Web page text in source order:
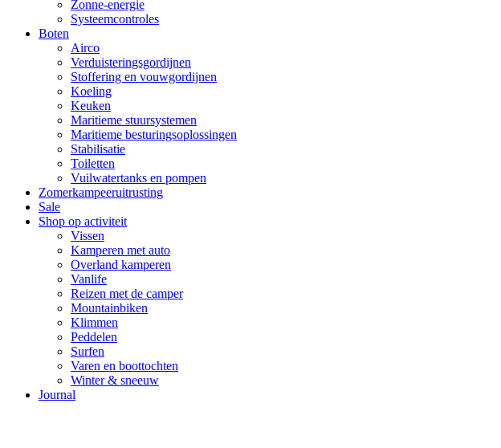
Zonne-energie
Systeemcontroles
Boten
Airco
Verduisteringsgordijnen
Stoffering en vouwgordijnen
Koeling
Keuken
Maritieme stuursystemen
Maritieme besturingsoplossingen
Stabilisatie
Toiletten
Vuilwatertanks en pompen
Zomerkampeeruitrusting
Sale
Shop op activiteit
Vissen
Kamperen met auto
Overland kamperen
Vanlife
Reizen met de camper
Mountainbiken
Klimmen
Peddelen
Surfen
Varen en boottochten
Winter & sneeuw
Journal